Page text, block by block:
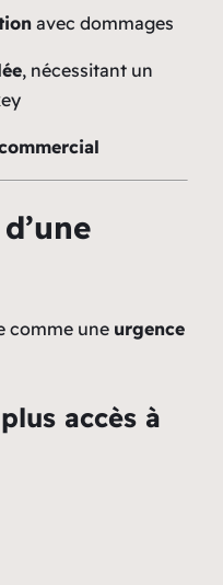
avec dommages
, nécessitant un
comme une urgence
accès à